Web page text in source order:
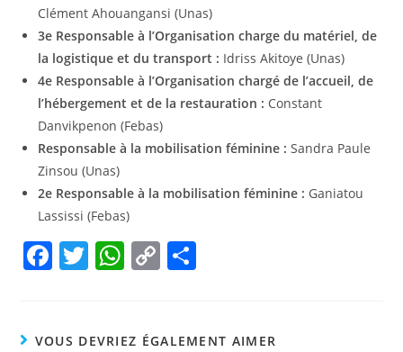
Clément Ahouangansi (Unas)
3e Responsable à l’Organisation charge du matériel, de
la logistique et du transport : Idriss Akitoye (Unas)
4e Responsable à l’Organisation chargé de l’accueil, de
l’hébergement et de la restauration : Constant
Danvikpenon (Febas)
Responsable à la mobilisation féminine : Sandra Paule
Zinsou (Unas)
2e Responsable à la mobilisation féminine : Ganiatou
Lassissi (Febas)
F
e
T
er
W
s
C
y g
VOUS DEVRIEZ ÉGALEMENT AIMER